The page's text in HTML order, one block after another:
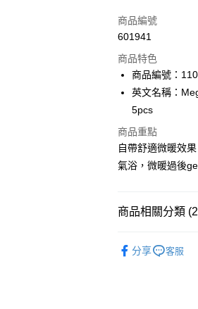
信用卡
AlipayHK
PayMe
BoC Pay
順豐自助櫃 - 確認
商品編號
601941
商品特色
商品編號：
英文名稱：
5pcs
商品重點
自帶舒適微暖效
氣浴，微暖過後
商品相關分類
分享 客服